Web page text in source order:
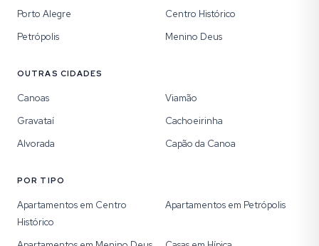
Porto Alegre
Centro Histórico
Petrópolis
Menino Deus
OUTRAS CIDADES
Canoas
Viamão
Gravataí
Cachoeirinha
Alvorada
Capão da Canoa
POR TIPO
Apartamentos em Centro
Histórico
Apartamentos em Petrópolis